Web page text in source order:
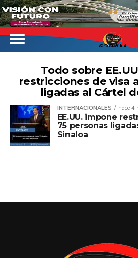
620AM
Todo sobre
restricciones de visa
ligadas al Cártel
INTERNACIONALES hace 4
EE.UU. impone
75 personas
Sinaloa